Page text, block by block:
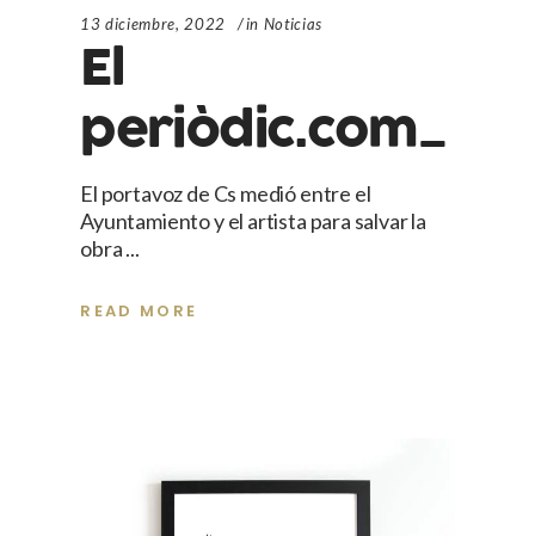
13 diciembre, 2022 in Noticias
El
periòdic.com_
El portavoz de Cs medió entre el
Ayuntamiento y el artista para salvar la
obra
READ MORE